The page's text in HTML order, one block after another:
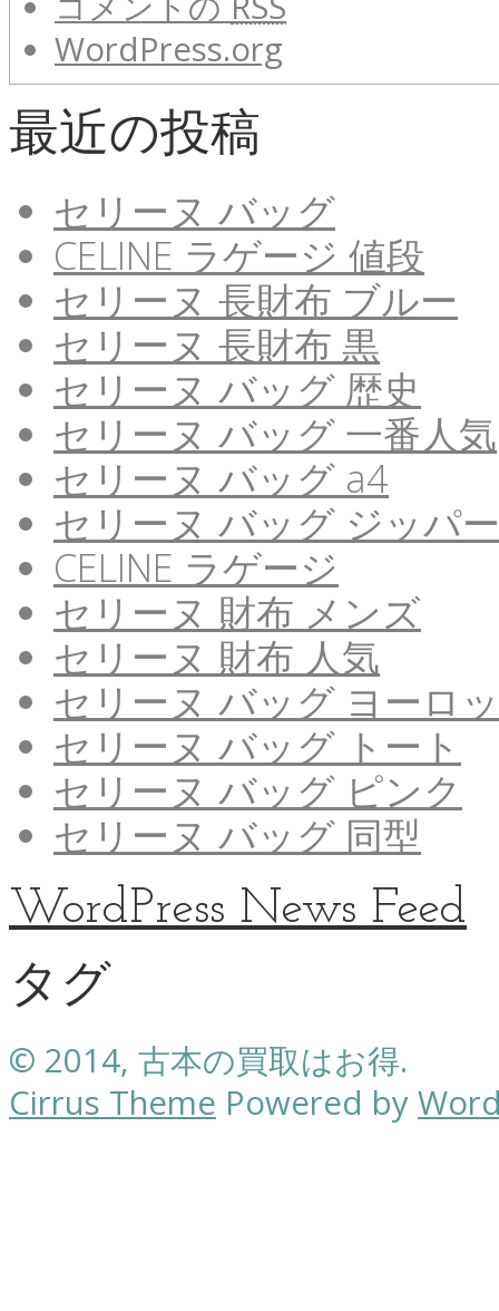
WordPress.org
最近の投稿
セリーヌ バッグ
CELINE ラゲージ 値段
セリーヌ 長財布 ブルー
セリーヌ 長財布 黒
セリーヌ バッグ 歴史
セリーヌ バッグ 一番人気
セリーヌ バッグ a4
セリーヌ バッグ ジッパー
CELINE ラゲージ
セリーヌ 財布 メンズ
セリーヌ 財布 人気
セリーヌ バッグ ヨーロ
セリーヌ バッグ トート
セリーヌ バッグ ピンク
セリーヌ バッグ 同型
WordPress News Feed
タグ
© 2014, 古本の買取はお得.
Cirrus Theme Powered by